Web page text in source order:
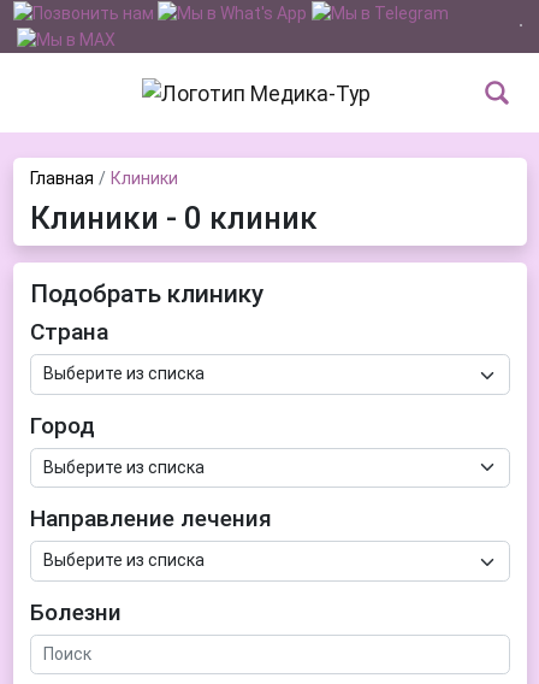
Главная Клиники
Клиники - 0 клиник
Подобрать клинику
Страна
Город
Направление лечения
Болезни